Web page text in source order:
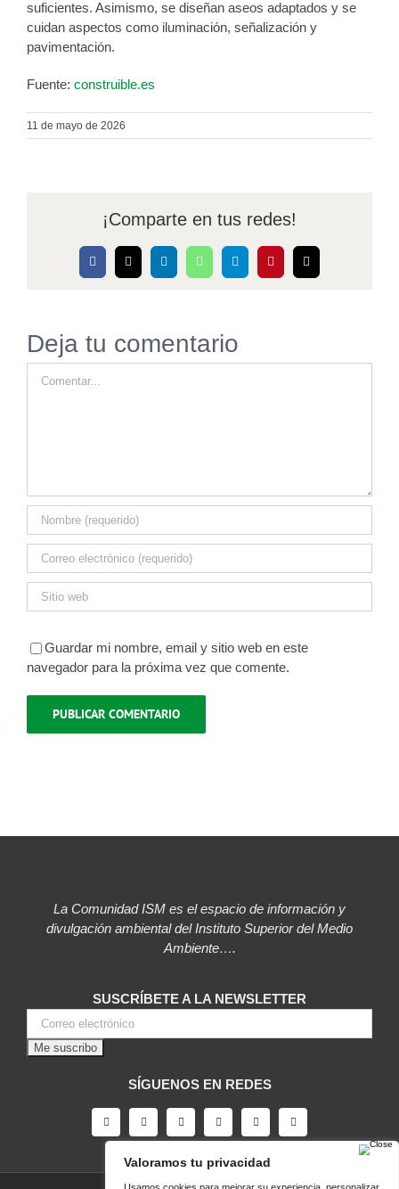
suficientes. Asimismo, se diseñan aseos adaptados y se
cuidan aspectos como iluminación, señalización y
pavimentación.
Fuente: construible.es
11 de mayo de 2026
¡Comparte en tus redes!
Facebook
X LinkedInWhatsAppTelegramPinterestCorreo
electrónico
Deja tu comentario
Guardar mi nombre, email y sitio web en este
navegador para la próxima vez que comente.
La Comunidad ISM es el espacio de información y
divulgación ambiental del Instituto Superior del Medio
Ambiente….
SUSCRÍBETE A LA NEWSLETTER
SÍGUENOS EN REDES